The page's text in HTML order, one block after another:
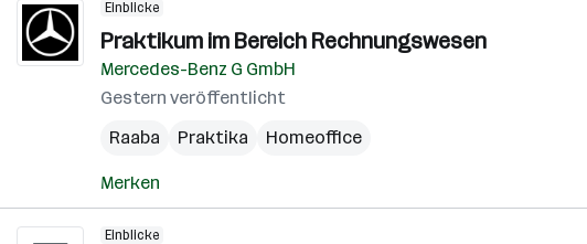
Einblicke
Praktikum im Bereich Rechnungswesen
Mercedes-Benz G GmbH
Gestern veröffentlicht
Raaba
Praktika Homeoffice
Merken
Einblicke